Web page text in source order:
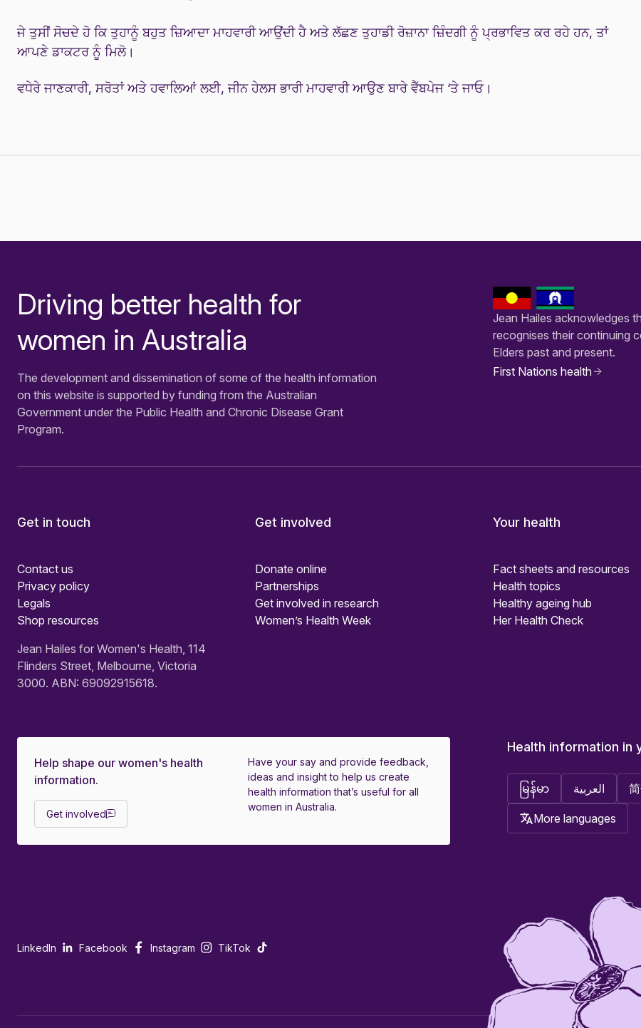
ਜੇ ਤੁਸੀਂ ਸੋਚਦੇ ਹੋ ਕਿ ਤੁਹਾਨੂੰ ਬਹੁਤ ਜ਼ਿਆਦਾ ਮਾਹਵਾਰੀ ਆਉਂਦੀ ਹੈ ਅਤੇ ਲੱਛਣ ਤੁਹਾਡੀ ਰੋਜ਼ਾਨਾ ਜ਼ਿੰਦਗੀ ਨੂੰ ਪ੍ਰਭਾਵਿਤ ਕਰ ਰਹੇ ਹਨ, ਤਾਂ
ਆਪਣੇ ਡਾਕਟਰ ਨੂੰ ਮਿਲੋ।
ਵਧੇਰੇ ਜਾਣਕਾਰੀ, ਸਰੋਤਾਂ ਅਤੇ ਹਵਾਲਿਆਂ ਲਈ,ਜੀਨ ਹੇਲਸ ਭਾਰੀ ਮਾਹਵਾਰੀ ਆਉਣ ਬਾਰੇ ਵੈੱਬਪੇਜ ‘ਤੇ ਜਾਓ।
-Driving better health for
women in Australia
The development and dissemination of some of the health information
on this website is supported by funding from the Australian
Government under the Public Health and Chronic Disease Grant
Program.
Jean Hailes acknowledges
recognises their continuing
Elders past and present.
First Nations health
Get in touch
Contact us
Privacy policy
Legals
Shop resources
Jean Hailes for Women's Health, 114
Flinders Street, Melbourne, Victoria
3000. ABN: 69092915618.
Get involved
Donate online
Partnerships
Get involved in research
Women’s Health Week
Your health
Fact sheets and resources
Health topics
Healthy ageing hub
Her Health Check
Help shape our women's health
information.
Get involved
Have your say and provide feedback,
ideas and insight to help us create
health information that’s useful for all
women in Australia.
Health information in
မြန်မာ العربية
More languages
LinkedIn Facebook Instagram TikTok